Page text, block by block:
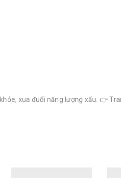
xua đuổi năng lượng xấu. 👉